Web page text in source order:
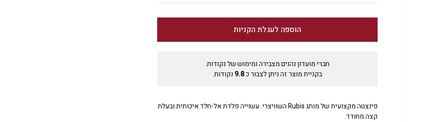
הוספה לעגלת הקניות
חברי מועדון נהנים מצבירה ומימוש של נקודות.
בקניית מוצר זה ניתן לצבור כ9.8 נקודות.
פינצטה מקצועית של מותג Rubis השוויצרי. עשוייה פלדת אל-חלד איכותית ובעלת
קצה מחודד.